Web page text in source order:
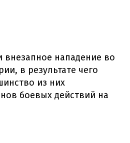
внезапное нападение во
в результате чего
из них
боевых действий на